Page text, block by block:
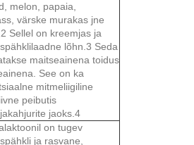
melon, papaia,
värske murakas jne
Sellel on kreemjas ja
lõhn.3 Seda
maitseainena toidus
See on ka
mitmeliigiline
peibutis
jaoks.4
on tugev
ja rasvane,